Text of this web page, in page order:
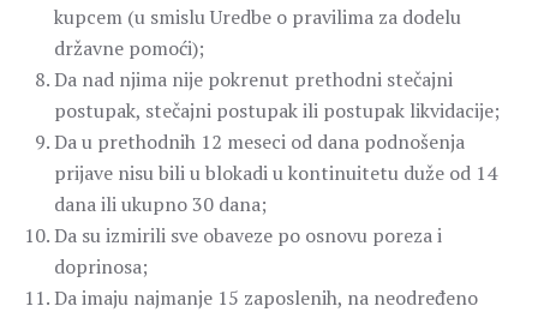
kupcem (u smislu Uredbe o pravilima za dodelu
državne pomoći);
Da nad njima nije pokrenut prethodni stečajni
postupak, stečajni postupak ili postupak likvidacije;
Da u prethodnih 12 meseci od dana podnošenja
prijave nisu bili u blokadi u kontinuitetu duže od 14
dana ili ukupno 30 dana;
Da su izmirili sve obaveze po osnovu poreza i
doprinosa;
Da imaju najmanje 15 zaposlenih, na neodređeno